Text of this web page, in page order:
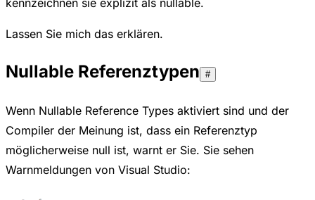
Lassen Sie mich das erklären.
Nullable Referenztypen #
Wenn Nullable Reference Types aktiviert sind und der
Compiler der Meinung ist, dass ein Referenztyp
möglicherweise null ist, warnt er Sie. Sie sehen
Warnmeldungen von Visual Studio: